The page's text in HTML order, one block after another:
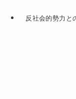
反社会的勢力と